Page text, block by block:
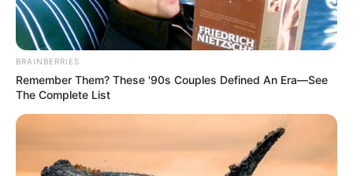
BRAINBERRIES
Remember Them? These '90s Couples Defined An Era—See
The Complete List